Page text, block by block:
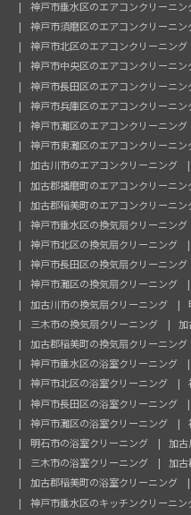
神戸市垂水区のエアコンクリーニン
神戸市須磨区のエアコンクリーニン
神戸市北区のエアコンクリーニング
神戸市中央区のエアコンクリーニン
神戸市長田区のエアコンクリーニン
神戸市兵庫区のエアコンクリーニン
神戸市灘区のエアコンクリーニング
神戸市東灘区のエアコンクリーニン
加古川市のエアコンクリーニング
加古郡播磨町のエアコンクリーニン
加古郡稲美町のエアコンクリーニン
神戸市垂水区の換気扇クリーニング
神戸市北区の換気扇クリーニング
神戸市長田区の換気扇クリーニング
神戸市灘区の換気扇クリーニング
加古川市の換気扇クリーニング
三木市の換気扇クリーニング
加
加古郡稲美町の換気扇クリーニング
神戸市垂水区の浴室クリーニング
神戸市北区の浴室クリーニング
神戸市長田区の浴室クリーニング
神戸市灘区の浴室クリーニング
明石市の浴室クリーニング
加
三木市の浴室クリーニング
加
加古郡稲美町の浴室クリーニング
神戸市垂水区のキッチンクリーニン